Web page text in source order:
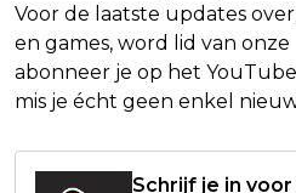
Voor de laatste updates
en games, word lid van onze
abonneer je op het
mis je écht geen enkel
Schrijf je in